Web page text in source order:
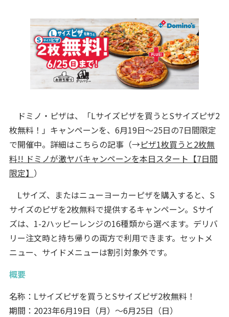
ドミノ・ピザは、「Lサイズピザを買うとSサイズピザ2
枚無料！」キャンペーンを、6月19日～25日の7日間限定
で開催中。詳細はこちらの記事（→ピザ1枚買うと2枚無
料!! ドミノが激ヤバキャンペーンを本日スタート【7日間
限定】 ）
Lサイズ、またはニューヨーカーピザを購入すると、S
サイズのピザを2枚無料で提供するキャンペーン。Sサイ
ズは、1-2ハッピーレンジの16種類から選べます。デリバ
リー注文時と持ち帰りの両方で利用できます。セットメ
ニュー、サイドメニューは割引対象外です。
概要
名称：Lサイズピザを買うとSサイズピザ2枚無料！
期間：2023年6月19日（月）～6月25日（日）